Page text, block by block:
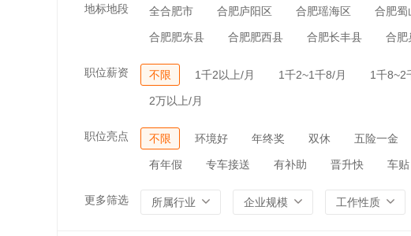
地标地段 全合肥市 合肥庐阳区 合肥瑶海区 合肥蜀
合肥肥东县 合肥肥西县 合肥长丰县 合肥
职位薪资 不限 1千2以上/月 1千2~1千8/月 1千8~2
2万以上/月
职位亮点 不限 环境好 年终奖 双休 五险一金
有年假 专车接送 有补助 晋升快 车贴
更多筛选 所属行业 企业规模 工作性质